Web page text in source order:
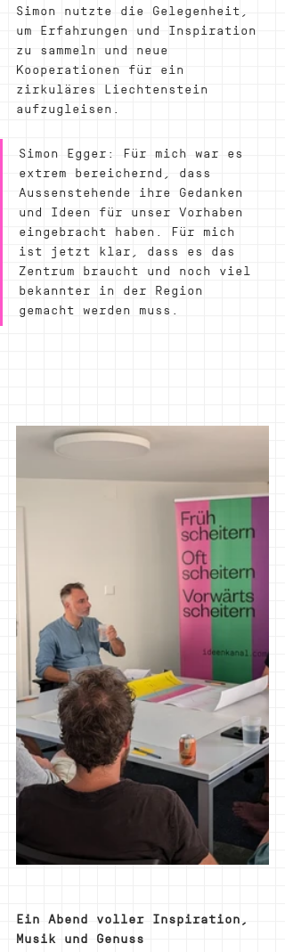
Simon nutzte die Gelegenheit,
um Erfahrungen und Inspiration
zu sammeln und neue
Kooperationen für ein
zirkuläres Liechtenstein
aufzugleisen.
Simon Egger: Für mich war es
extrem bereichernd, dass
Aussenstehende ihre Gedanken
und Ideen für unser Vorhaben
eingebracht haben. Für mich
ist jetzt klar, dass es das
Zentrum braucht und noch viel
bekannter in der Region
gemacht werden muss.
Ein Abend voller Inspiration,
Musik und Genuss